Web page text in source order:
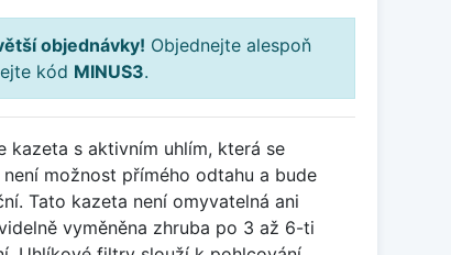
objednávky! Objednejte alespoň
kód MINUS3.
s aktivním uhlím, která se
možnost přímého odtahu a bude
Tato kazeta není omyvatelná ani
vyměněna zhruba po 3 až 6-ti